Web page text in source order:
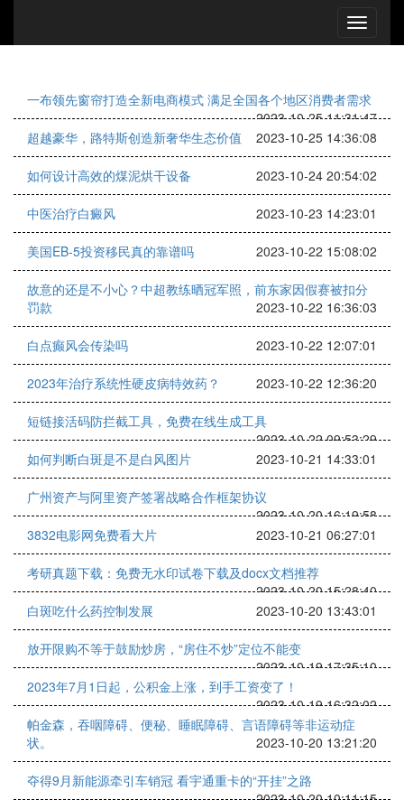
一布领先窗帘打造全新电商模式 满足全国各个地区消费者需求
2023-10-25 11:31:47
超越豪华，路特斯创造新奢华生态价值
2023-10-25 14:36:08
如何设计高效的煤泥烘干设备 2023-10-24 20:54:02
中医治疗白癜风 2023-10-23 14:23:01
美国EB-5投资移民真的靠谱吗 2023-10-22 15:08:02
故意的还是不小心？中超教练晒冠军照，前东家因假赛被扣分
罚款
2023-10-22 16:36:03
白点癫风会传染吗 2023-10-22 12:07:01
2023年治疗系统性硬皮病特效药？ 2023-10-22 12:36:20
短链接活码防拦截工具，免费在线生成工具
2023-10-22 09:53:29
如何判断白斑是不是白风图片
2023-10-21 14:33:01
广州资产与阿里资产签署战略合作框架协议
2023-10-20 16:19:58
3832电影网免费看大片
2023-10-21 06:27:01
考研真题下载：免费无水印试卷下载及docx文档推荐
2023-10-20 15:28:40
白斑吃什么药控制发展
2023-10-20 13:43:01
放开限购不等于鼓励炒房，“房住不炒”定位不能变
2023-10-19 17:35:10
2023年7月1日起，公积金上涨，到手工资变了！
2023-10-19 16:32:02
帕金森，吞咽障碍、便秘、睡眠障碍、言语障碍等非运动症
状。
2023-10-20 13:21:20
夺得9月新能源牵引车销冠 看宇通重卡的“开挂”之路
2023-10-20 10:11:15